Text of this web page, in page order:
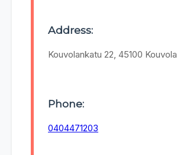
Address:
Kouvolankatu 22, 45100 Kouvola
Phone:
0404471203